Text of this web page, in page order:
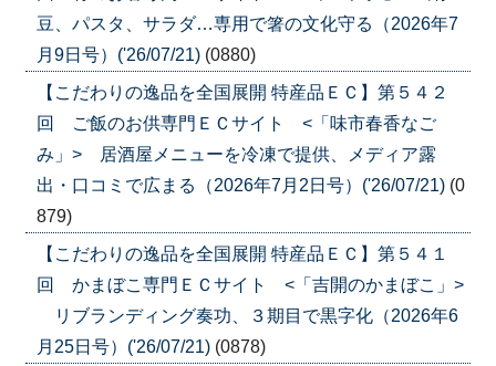
豆、パスタ、サラダ…専用で箸の文化守る（2026年7
月9日号）('26/07/21) (0880)
【こだわりの逸品を全国展開 特産品ＥＣ】第５４２
回 ご飯のお供専門ＥＣサイト <「味市春香なご
み」> 居酒屋メニューを冷凍で提供、メディア露
出・口コミで広まる（2026年7月2日号）('26/07/21) (0
879)
【こだわりの逸品を全国展開 特産品ＥＣ】第５４１
回 かまぼこ専門ＥＣサイト <「吉開のかまぼこ」>
リブランディング奏功、３期目で黒字化（2026年6
月25日号）('26/07/21) (0878)